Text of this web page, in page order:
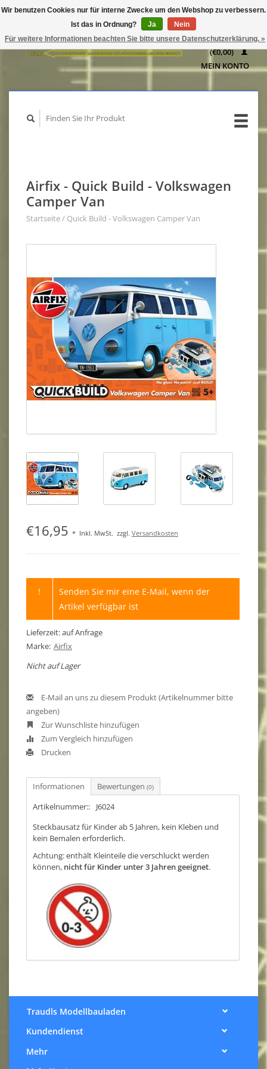
WARENKORB
(€0,00)
MEIN KONTO
Airfix - Quick Build - Volkswagen
Camper Van
Startseite/ Quick Build - Volkswagen Camper Van
€16,95 * Inkl. MwSt. zzgl. Versandkosten
!
Senden Sie mir eine E-Mail, wenn der
Artikel verfügbar ist
Lieferzeit: auf Anfrage
Marke: Airfix
Nicht auf Lager
E-Mail an uns zu diesem Produkt (Artikelnummer bitte
angeben)
Zur Wunschliste hinzufügen
Zum Vergleich hinzufügen
Drucken
Informationen Bewertungen (0)
Artikelnummer::
J6024
Steckbausatz für Kinder ab 5 Jahren, kein Kleben und
kein Bemalen erforderlich.
Achtung: enthält Kleinteile die verschluckt werden
können, nicht für Kinder unter 3 Jahren geeignet.
Traudls Modellbauladen
Kundendienst
Mehr
Wir benutzen Cookies nur für interne Zwecke um den Webshop zu verbessern.
Ist das in Ordnung?
Ja
Nein
Für weitere Informationen beachten Sie bitte unsere Datenschutzerklärung. »